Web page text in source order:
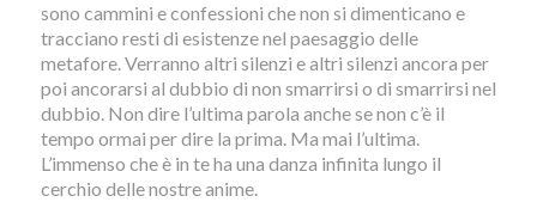
sono cammini e confessioni che non si dimenticano e
tracciano resti di esistenze nel paesaggio delle
metafore. Verranno altri silenzi e altri silenzi ancora per
poi ancorarsi al dubbio di non smarrirsi o di smarrirsi nel
dubbio. Non dire l’ultima parola anche se non c’è il
tempo ormai per dire la prima. Ma mai l’ultima.
L’immenso che è in te ha una danza infinita lungo il
cerchio delle nostre anime.